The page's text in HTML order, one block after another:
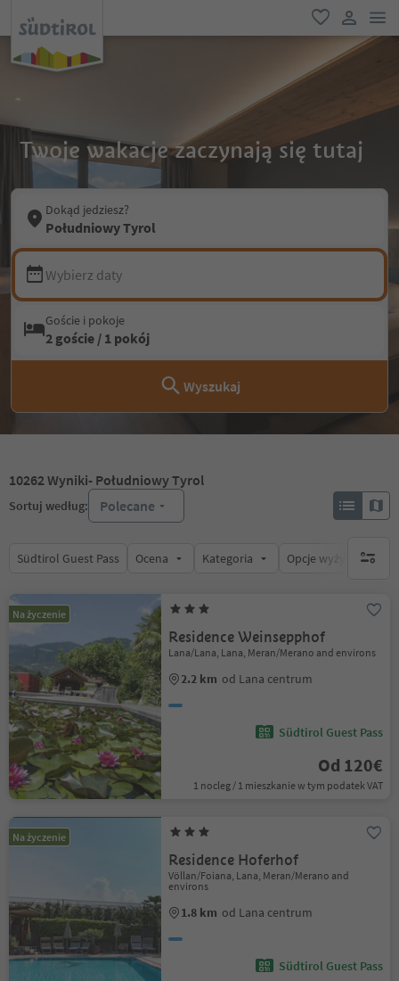
ulubione
link
Twoje wakacje zaczynają się tutaj
Dokąd jedziesz?
Południowy Tyrol
Wybierz daty
Goście i pokoje
2 goście / 1 pokój
Wyszukaj
10262Wyniki- Południowy Tyrol
Sortuj według: Polecane
Südtirol Guest Pass Ocena Kategoria Opcje wyżywieniabrak
Na życzenie
Residence Weinsepphof
Lana/Lana, Lana, Meran/Merano and environs
2.2 km od Lana centrum
Südtirol Guest Pass
Od 120€
1 nocleg / 1 mieszkanie w tym podatek VAT
Na życzenie
Residence Hoferhof
Völlan/Foiana, Lana, Meran/Merano and
environs
1.8 km od Lana centrum
Südtirol Guest Pass